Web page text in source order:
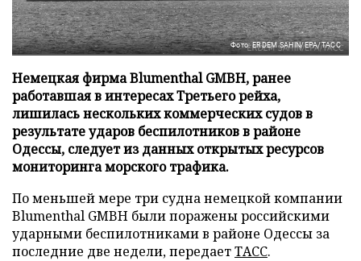
Фото: ERDEM SAHIN/EPA/ТАСС
Немецкая фирма Blumenthal GMBH, ранее
работавшая в интересах Третьего рейха,
лишилась нескольких коммерческих судов в
результате ударов беспилотников в районе
Одессы, следует из данных открытых ресурсов
мониторинга морского трафика.
По меньшей мере три судна немецкой компании
Blumenthal GMBH были поражены российскими
ударными беспилотниками в районе Одессы за
последние две недели, передаетТАСС.